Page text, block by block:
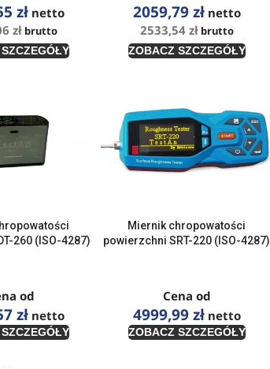
złnetto
złbrutto
2059,79złnetto
2533,54 złbrutto
ZOBACZ SZCZEGÓŁY
260 (ISO-4287)
od
złnetto
Miernik chropowatości
powierzchni SRT-220 (ISO-4287)
Cena od
4999,99złnetto
ZOBACZ SZCZEGÓŁY